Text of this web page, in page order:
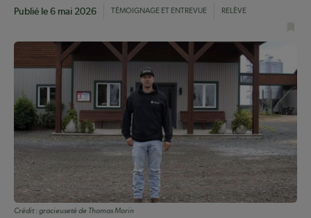
Publié le6 mai 2026 TÉMOIGNAGE ET ENTREVUE RELÈVE
Crédit :gracieuseté de Thomas Morin